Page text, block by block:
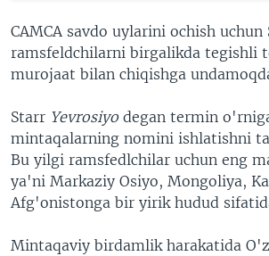
CAMCA savdo uylarini ochish uchun
ramsfeldchilarni birgalikda tegishli
murojaat bilan chiqishga
Starr Yevrosiyo degan termin
mintaqalarning nomini ishlatishni
Bu yilgi ramsfedlchilar uchun eng
ya'ni Markaziy Osiyo, Mongoliya,
Afg'onistonga bir yirik hudud
Mintaqaviy birdamlik harakatida